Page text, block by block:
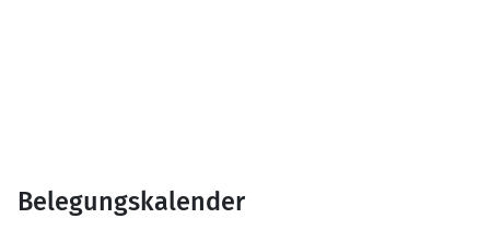
Belegungskalender